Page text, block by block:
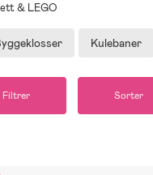
& LEGO
Kulebaner
Filtrer Sorter